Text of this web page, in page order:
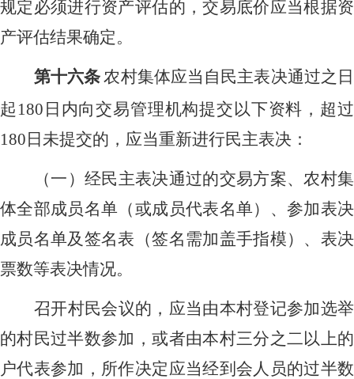
规定必须进行资产评估的，交易底价应当根据资
产评估结果确定。
第十六条农村集体应当自民主表决通过之日
起 180日内向交易管理机构提交以下资料，超过
180日未提交的，应当重新进行民主表决：
（一）经民主表决通过的交易方案、农村集
体全部成员名单（或成员代表名单）、参加表决
成员名单及签名表（签名需加盖手指模）、表决
票数等表决情况。
召开村民会议的，应当由本村登记参加选举
的村民过半数参加，或者由本村三分之二以上的
户代表参加，所作决定应当经到会人员的过半数